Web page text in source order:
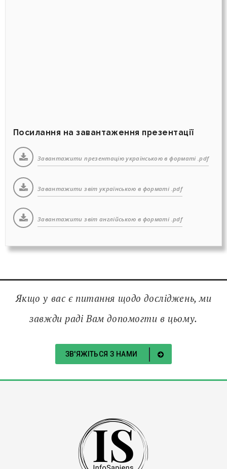
Посилання на завантаження презентації
Завантажити презентацію українською в форматі .pdf
Завантажити звіт українською в форматі .pdf
Завантажити звіт англійською в форматі .pdf
Якщо у вас є питання щодо досліджень, ми
завжди раді Вам допомогти в цьому.
ЗВ'ЯЖІТЬСЯ З НАМИ